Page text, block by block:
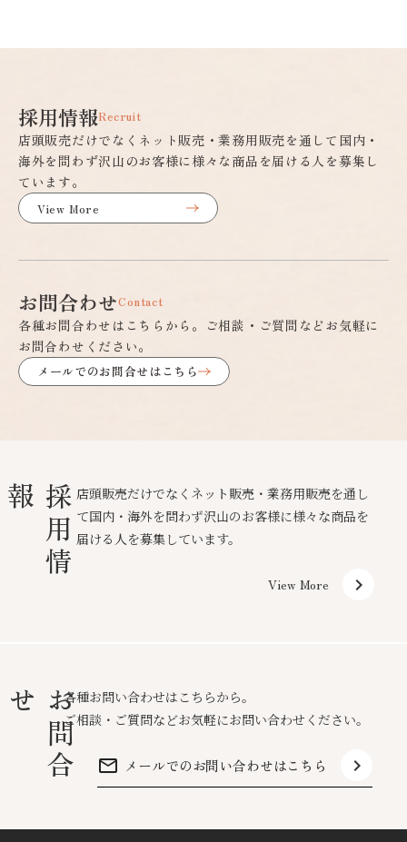
採用情報Recruit
店頭販売だけでなくネット販売・業務用販売を通して国内・
海外を問わず沢山のお客様に様々な商品を届ける人を募集し
ています。
View More
お問合わせContact
各種お問合わせはこちらから。ご相談・ご質問などお気軽に
お問合わせください。
メールでのお問合せはこちら
採
用
情
報
店頭販売だけでなくネット販売・業務用販売を通し
て国内・海外を問わず沢山のお客様に様々な商品を
届ける人を募集しています。
View More keyboard_arrow_right
お
問
合
せ
各種お問い合わせはこちらから。
ご相談・ご質問などお気軽にお問い合わせください。
mail_outline メールでのお問い合わせはこちら keyboard_arrow_right